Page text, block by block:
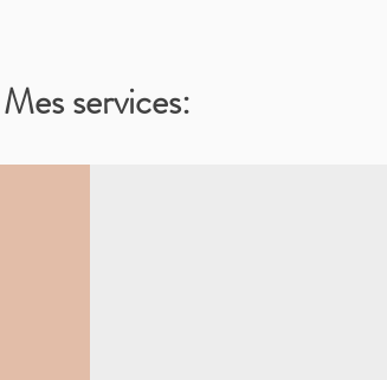
Mes services: